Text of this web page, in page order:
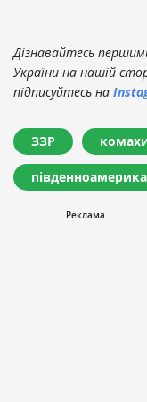
Дізнавайтесь
України на нашій
підписуйтесь на
ЗЗР